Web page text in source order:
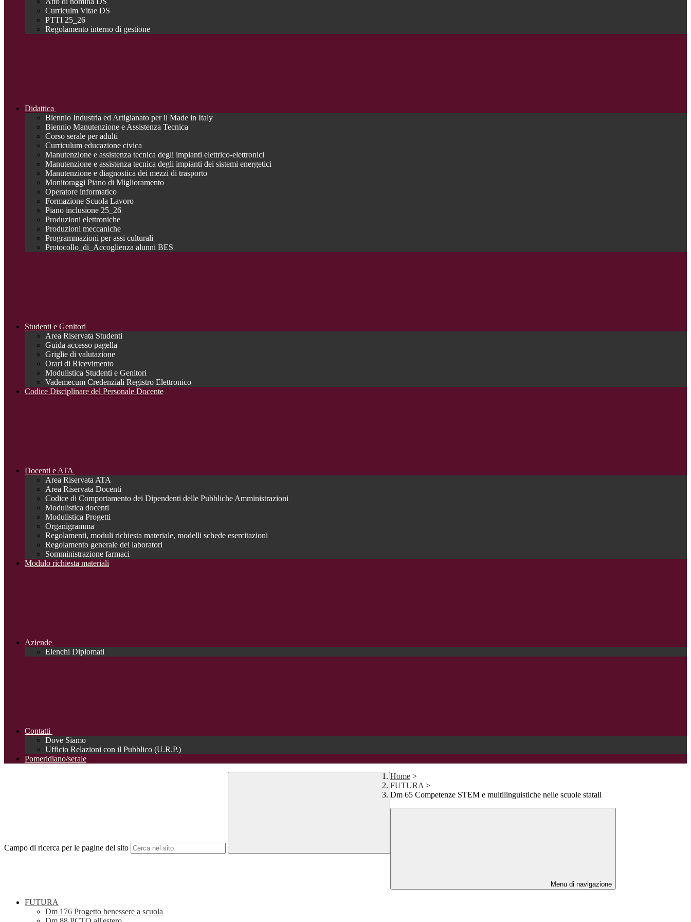
Curriculm Vitae DS
PTTI 25_26
Regolamento interno di gestione
Didattica
Biennio Industria ed Artigianato per il Made in Italy
Biennio Manutenzione e Assistenza Tecnica
Corso serale per adulti
Curriculum educazione civica
Manutenzione e assistenza tecnica degli impianti elettrico-elettronici
Manutenzione e assistenza tecnica degli impianti dei sistemi energetici
Manutenzione e diagnostica dei mezzi di trasporto
Monitoraggi Piano di Miglioramento
Operatore informatico
Formazione Scuola Lavoro
Piano inclusione 25_26
Produzioni elettroniche
Produzioni meccaniche
Programmazioni per assi culturali
Protocollo_di_Accoglienza alunni BES
Studenti e Genitori
Area Riservata Studenti
Guida accesso pagella
Griglie di valutazione
Orari di Ricevimento
Modulistica Studenti e Genitori
Vademecum Credenziali Registro Elettronico
Codice Disciplinare del Personale Docente
Docenti e ATA
Area Riservata ATA
Area Riservata Docenti
Codice di Comportamento dei Dipendenti delle Pubbliche Amministrazioni
Modulistica docenti
Modulistica Progetti
Organigramma
Regolamenti, moduli richiesta materiale, modelli schede esercitazioni
Regolamento generale dei laboratori
Somministrazione farmaci
Modulo richiesta materiali
Aziende
Elenchi Diplomati
Contatti
Dove Siamo
Ufficio Relazioni con il Pubblico (U.R.P.)
Pomeridiano/serale
Campo di ricerca per le pagine del sito
Home >
FUTURA >
Dm 65 Competenze STEM e multilinguistiche nelle scuole statali
Menu di navigazione
FUTURA
Dm 176 Progetto benessere a scuola